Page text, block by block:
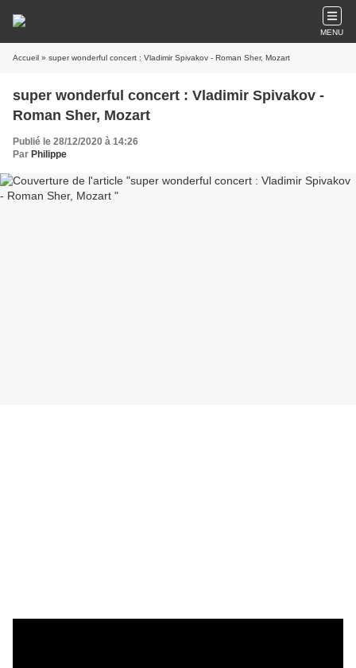
MENU
Accueil » super wonderful concert : Vladimir Spivakov - Roman Sher, Mozart
super wonderful concert : Vladimir Spivakov -
Roman Sher, Mozart
Publié le 28/12/2020 à 14:26
Par Philippe